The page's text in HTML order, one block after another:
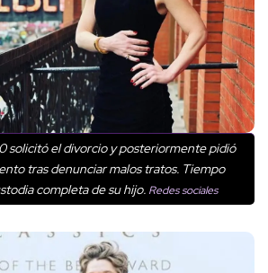
solicitó el divorcio y posteriormente pidió
tras denunciar malos tratos. Tiempo
completa de su hijo. Redes sociales